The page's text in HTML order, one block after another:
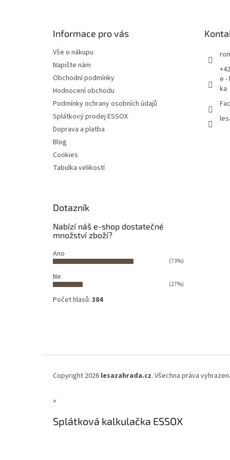
Informace pro vás
Vše o nákupu
Napište nám
Obchodní podmínky
Hodnocení obchodu
Podmínky ochrany osobních údajů
Splátkový prodej ESSOX
Doprava a platba
Blog
Cookies
Tabulka velikostí
e -
ka
Dotazník
Nabízí náš e-shop dostatečné
množství zboží?
Ano
(73%)
Ne
(27%)
Počet hlasů: 384
Copyright 2026 lesazahrada.cz. Všechna práva
×
Splátková kalkulačka ESSOX